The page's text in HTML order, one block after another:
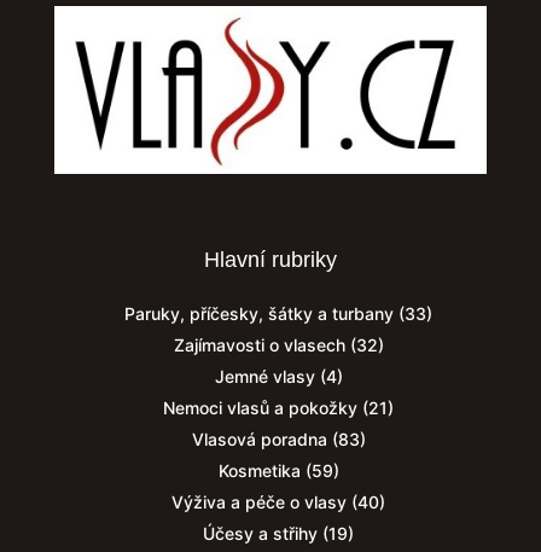
Hlavní rubriky
Paruky, příčesky, šátky a turbany (33)
Zajímavosti o vlasech(32)
Jemné vlasy(4)
Nemoci vlasů a pokožky (21)
Vlasová poradna (83)
Kosmetika (59)
Výživa a péče o vlasy (40)
Účesy a střihy (19)